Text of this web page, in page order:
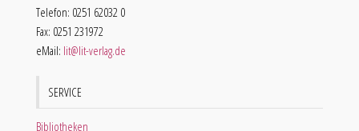
Telefon: 0251 62032 0
Fax: 0251 231972
eMail: lit@lit-verlag.de
SERVICE
Bibliotheken